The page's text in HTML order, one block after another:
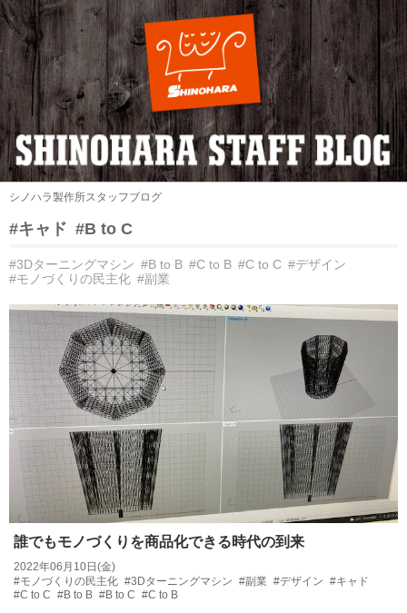
シノハラ製作所スタッフブログ
#キャド #B to C
#3Dターニングマシン #B to B #C to B #C to C #デザイン
#モノづくりの民主化 #副業
誰でもモノづくりを商品化できる時代の到来
2022年06月10日(金)
#モノづくりの民主化 #3Dターニングマシン #副業 #デザイン #キャド
#C to C #B to B #B to C #C to B